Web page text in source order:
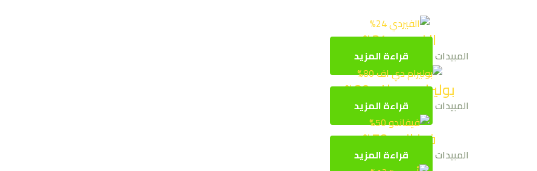
الفيردي 24%
المبيدات قراءة المزيد
بوليرام دي اف 80%
المبيدات قراءة المزيد
فيفاندو 50%
المبيدات قراءة المزيد